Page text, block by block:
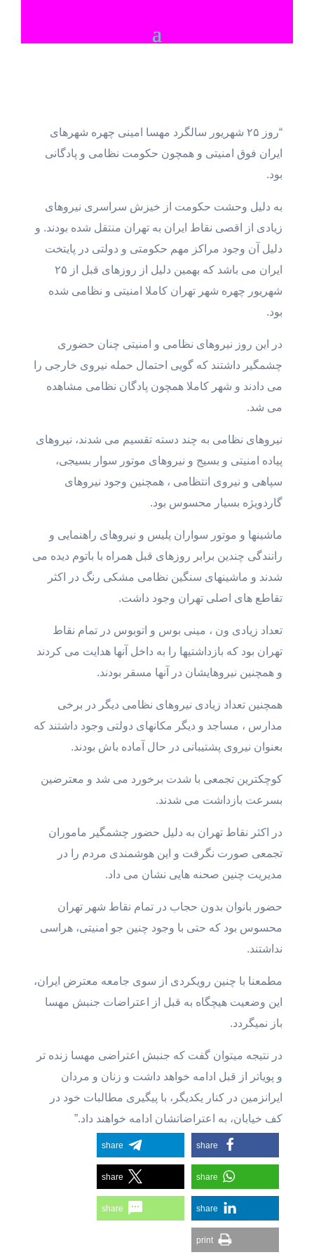
“روز ۲۵ شهریور سالگرد مهسا امینی چهره شهرهای
ایران فوق امنیتی و همچون حکومت نظامی و پادگانی
بود.
به دلیل وحشت حکومت از خیزش سراسری نیروهای
زیادی از اقصی نقاط ایران به تهران منتقل شده بودند. و
دلیل آن وجود مراکز مهم حکومتی و دولتی در پایتخت
ایران می باشد که بهمین دلیل از روزهای قبل از ۲۵
شهریور چهره شهر تهران کاملا امنیتی و نظامی شده
بود.
در این روز نیروهای نظامی و امنیتی چنان حضوری
چشمگیر داشتند که گویی احتمال حمله نیروی خارجی را
می دادند و شهر کاملا همچون پادگان نظامی مشاهده
می شد.
نیروهای نظامی به چند دسته تقسیم می شدند، نیروهای
پیاده امنیتی و بسیج و نیروهای موتور سوار بسیجی،
سپاهی و نیروی انتظامی ، همچنین وجود نیروهای
گاردویژه بسیار محسوس بود.
ماشینها و موتور سواران پلیس و نیروهای راهنمایی و
رانندگی چندین برابر روزهای قبل همراه با باتوم دیده می
شدند و ماشینهای سنگین نظامی مشکی رنگ در اکثر
تقاطع های اصلی تهران وجود داشت.
تعداد زیادی ون ، مینی بوس و اتوبوس در تمام نقاط
تهران بود که بازداشتیها را به داخل آنها هدایت می کردند
و همچنین نیروهایشان در آنها مسقر بودند.
همچنین تعداد زیادی نیروهای نظامی دیگر در برخی
مدارس ، مساجد و دیگر مکانهای دولتی وجود داشتند که
بعنوان نیروی پشتیبانی در حال آماده باش بودند.
کوچکترین تجمعی با شدت برخورد می شد و معترضین
بسرعت بازداشت می شدند.
در اکثر نقاط تهران به دلیل حضور چشمگیر ماموران
تجمعی صورت نگرفت و این هوشمندی مردم را در
مدیریت چنین صحنه هایی نشان می داد.
حضور بانوان بدون حجاب در تمام نقاط شهر تهران
محسوس بود که حتی با وجود چنین جو امنیتی، هراسی
نداشتند.
مطمعنا با چنین رویکردی از سوی جامعه معترض ایران،
این وضعیت هیچگاه به قبل از اعتراضات جنبش مهسا
باز نمیگردد.
در نتیجه میتوان گفت که جنبش اعتراضی مهسا زنده تر
و پویاتر از قبل ادامه خواهد داشت و زنان و مردان
ایرانزمین در کنار یکدیگر، با پیگیری مطالبات خود در
کف خیابان، به اعتراضاتشان ادامه خواهند داد.”
share
share
share
share
share
share
print